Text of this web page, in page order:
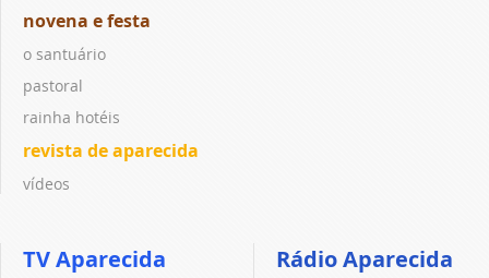
novena e festa
o santuário
pastoral
rainha hotéis
revista de aparecida
vídeos
TV Aparecida Rádio Aparecida